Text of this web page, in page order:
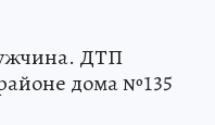
ДТП
дома №135